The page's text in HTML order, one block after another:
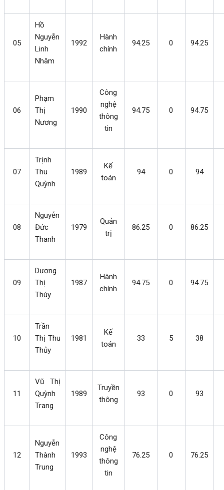
05
Hồ
Nguyễn
Linh
Nhâm
1992
Hành
chính
94.25 0 94.25
06
Phạm
Thị
Nương
1990
Công
nghệ
thông
tin
94.75 0 94.75
07
Trịnh
Thu
Quỳnh
1989
Kế
toán
94 0 94
08
Nguyễn
Đức
Thanh
1979
Quản
trị
86.25 0 86.25
09
Dương
Thị
Thúy
1987
Hành
chính
94.75 0 94.75
10
Trần
Thị Thu
Thủy
1981
Kế
toán
33 5 38
11
Vũ Thị
Quỳnh
Trang
1989
Truyền
thông
93 0 93
12
Nguyễn
Thành
Trung
1993
Công
nghệ
thông
tin
76.25 0 76.25